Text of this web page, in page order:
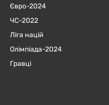
Євро-2024
ЧC-2022
Ліга націй
Олімпіада-2024
Гравці